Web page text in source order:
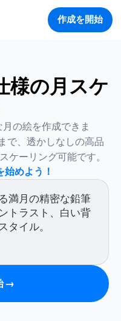
作成を開始
様の月スケ
の絵を作成できま
で、透かしなしの高品
ケーリング可能です。
めよう！
→